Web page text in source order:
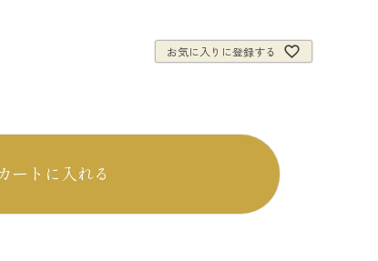
お気に入りに登録する
ートに入れる